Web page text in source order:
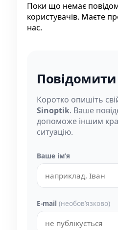
Поки що немає
користувачів. Маєте
нас.
Повідомити
Коротко опишіть
Sinoptik. Ваше
допоможе іншим
ситуацію.
Ваше імʼя
E-mail (необовʼязково)